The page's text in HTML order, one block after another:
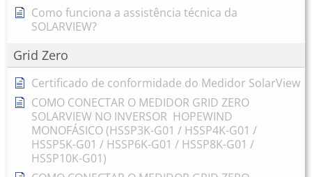
Como funciona a assistência técnica da
SOLARVIEW?
Grid Zero
Certificado de conformidade do Medidor SolarView
COMO CONECTAR O MEDIDOR GRID ZERO
SOLARVIEW NO INVERSOR HOPEWIND
MONOFÁSICO (HSSP3K-G01 / HSSP4K-G01 /
HSSP5K-G01 / HSSP6K-G01 / HSSP8K-G01 /
HSSP10K-G01)